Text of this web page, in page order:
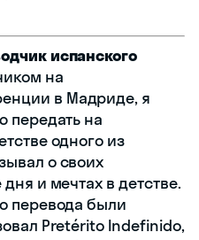
испанского
на
в Мадриде, я
передать на
одного из
о своих
и мечтах в детстве.
перевода были
Pretérito Indefinido,